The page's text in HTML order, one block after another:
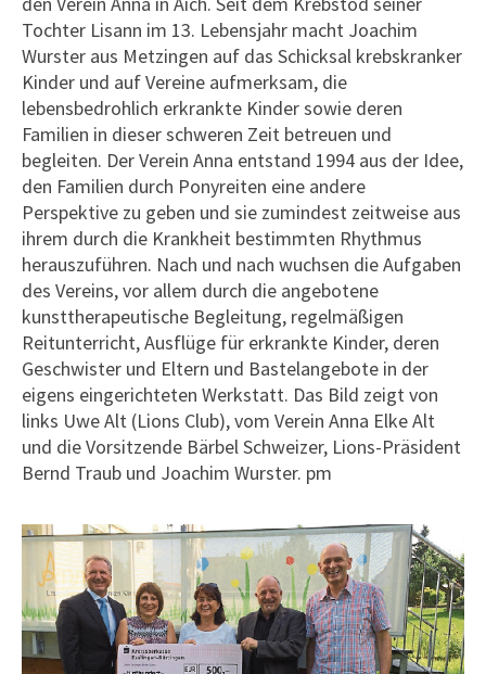
Tochter Lisann im 13. Lebensjahr macht Joachim
Wurster aus Metzingen auf das Schicksal krebskranker
Kinder und auf Vereine aufmerksam, die
lebensbedrohlich erkrankte Kinder sowie deren
Familien in dieser schweren Zeit betreuen und
begleiten. Der Verein Anna entstand 1994 aus der Idee,
den Familien durch Ponyreiten eine andere
Perspektive zu geben und sie zumindest zeitweise aus
ihrem durch die Krankheit bestimmten Rhythmus
herauszuführen. Nach und nach wuchsen die Aufgaben
des Vereins, vor allem durch die angebotene
kunsttherapeutische Begleitung, regelmäßigen
Reitunterricht, Ausflüge für erkrankte Kinder, deren
Geschwister und Eltern und Bastelangebote in der
eigens eingerichteten Werkstatt. Das Bild zeigt von
links Uwe Alt (Lions Club), vom Verein Anna Elke Alt
und die Vorsitzende Bärbel Schweizer, Lions-Präsident
Bernd Traub und Joachim Wurster. pm